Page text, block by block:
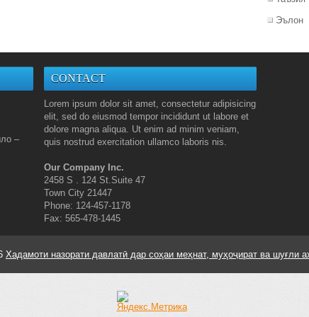
Эълон
–
CONTACT
Lorem ipsum dolor sit amet, consectetur adipisicing
elit, sed do eiusmod tempor incididunt ut labore et
dolore magna aliqua. Ut enim ad minim veniam,
quis nostrud exercitation ullamco laboris nis.
Our Company Inc.
2458 S . 124 St.Suite 47
Town City 21447
Phone: 124-457-1178
Fax: 565-478-1445
Хадамоти назорати давлатӣ дар соҳаи меҳнат, муҳоҷират ва шуғли